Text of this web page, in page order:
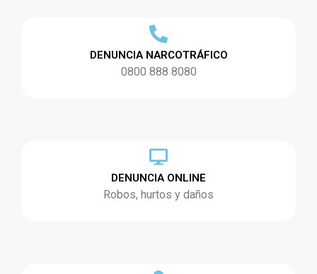
DENUNCIA NARCOTRÁFICO
0800 888 8080
DENUNCIA ONLINE
Robos, hurtos y daños